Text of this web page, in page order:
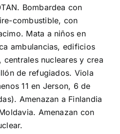
Bombardea con
combustible, con
Mata a niños en
ambulancias, edificios
centrales nucleares y crea
de refugiados. Viola
11 en Jerson, 6 de
Amenazan a Finlandia
Amenazan con